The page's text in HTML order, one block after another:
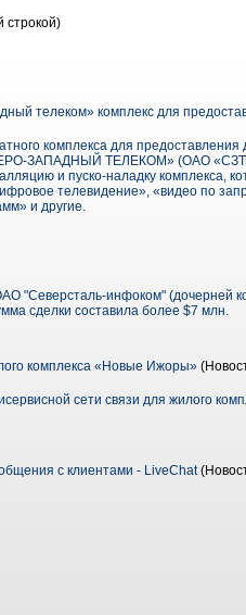
строкой)
телеком» комплекс для
комплекса для предоставления
ЗАПАДНЫЙ ТЕЛЕКОМ» (ОАО
и пуско-наладку комплекса,
телевидение», «видео по
и другие.
"Северсталь-инфоком" (дочерней
сделки составила более $7 млн.
комплекса «Новые Ижоры»
сети связи для жилого
с клиентами - LiveChat